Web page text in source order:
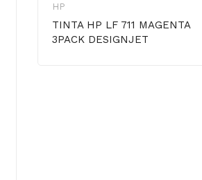
HP
TINTA HP LF 711 MAGENTA
3PACK DESIGNJET